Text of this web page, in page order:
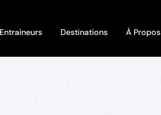
Entraineurs Destinations À Propos